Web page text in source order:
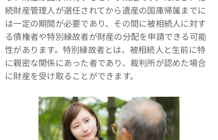
続財産管理人が選任されてから遺産の国庫帰属までに
は一定の期間が必要であり、その間に被相続人に対す
る債権者や特別縁故者が財産の分配を申請できる可能
性があります。特別縁故者とは、被相続人と生前に特
に親密な関係にあった者であり、裁判所が認めた場合
に財産を受け取ることができます。